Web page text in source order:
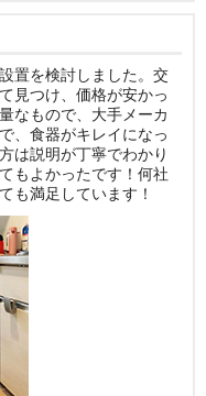
置を検討しました。交
見つけ、価格が安かっ
なもので、大手メーカ
、食器がキレイになっ
は説明が丁寧でわかり
もよかったです！何社
も満足しています！